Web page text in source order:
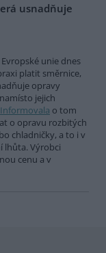
usnadňuje
unie dnes
platit směrnice,
opravy
jejich
Informovala o tom
o opravu rozbitých
chladničky, a to i v
lhůta. Výrobci
cenu a v